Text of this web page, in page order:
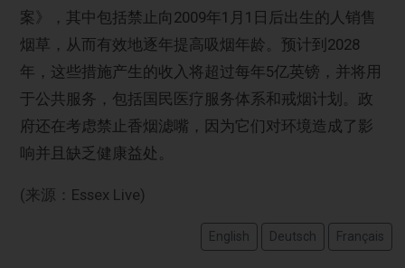
案》，其中包括禁止向2009年1月1日后出生的人销售
烟草，从而有效地逐年提高吸烟年龄。预计到2028
年，这些措施产生的收入将超过每年5亿英镑，并将用
于公共服务，包括国民医疗服务体系和戒烟计划。政
府还在考虑禁止香烟滤嘴，因为它们对环境造成了影
响并且缺乏健康益处。
(来源：Essex Live)
English Deutsch Français